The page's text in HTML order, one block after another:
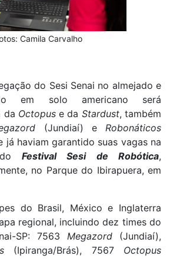
Camila Carvalho
do Sesi Senai no almejado e
em solo americano será
da Octopuse da Stardust, também
(Jundiaí) eRobonáticos
já haviam garantido suas vagas na
Festival Sesi de Robótica,
no Parque do Ibirapuera, em
do Brasil, México e Inglaterra
regional, incluindo dez times do
SP: 7563 Megazord (Jundiaí),
(Ipiranga/Brás), 7567 Octopus